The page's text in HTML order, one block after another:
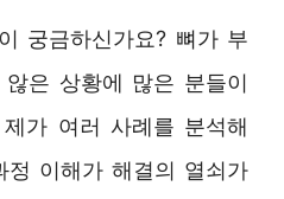
궁금하신가요? 뼈가 부
은 상황에 많은 분들이
가 여러 사례를 분석해
정 이해가 해결의 열쇠가